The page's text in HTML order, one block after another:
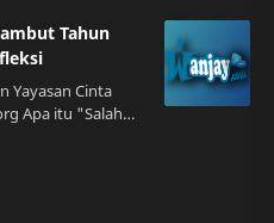
Tahun
Yayasan Cinta
Apa itu "Salah
oleh masyara…